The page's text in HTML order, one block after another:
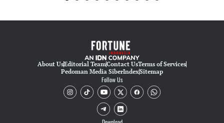
About UsEditorial TeamContact UsTerms of Services
Pedoman Media SiberIndexSitemap
Follow Us